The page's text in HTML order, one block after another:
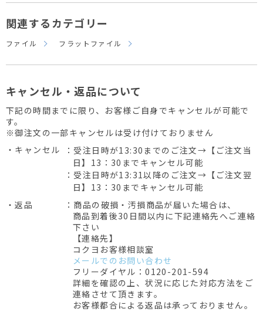
関連するカテゴリー
ファイル フラットファイル
キャンセル・返品について
下記の時間までに限り、お客様ご自身でキャンセルが可能で
す。
※御注文の一部キャンセルは受け付けておりません
・キャンセル
：受注日時が13:30までのご注文→【ご注文当
日】13：30までキャンセル可能
：受注日時が13:31以降のご注文→【ご注文翌
日】13：30までキャンセル可能
・返品
：商品の破損・汚損商品が届いた場合は、
商品到着後30日間以内に下記連絡先へご連絡
下さい
【連絡先】
コクヨお客様相談室
メールでのお問い合わせ
フリーダイヤル：0120-201-594
詳細を確認の上、状況に応じた対応方法をご
連絡させて頂きます。
お客様都合による返品は承っておりません。